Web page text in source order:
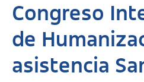
Congreso
de
asistencia